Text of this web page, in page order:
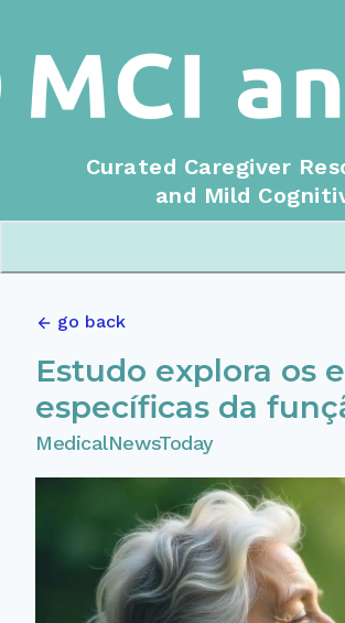
Curated Caregiver
and Mild
go back
Estudo explora os
específicas da
MedicalNewsToday